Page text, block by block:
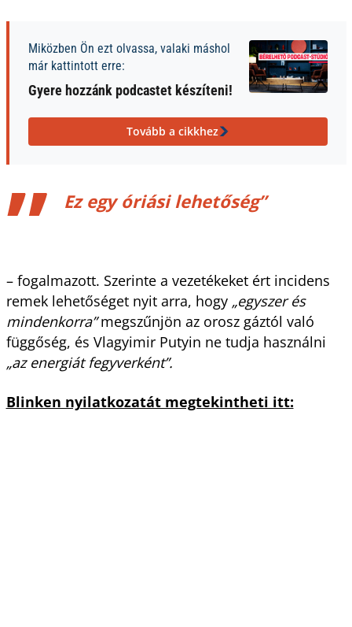
Miközben Ön ezt olvassa, valaki máshol
már kattintott erre:
Gyere hozzánk podcastet készíteni!
Tovább a cikkhez
Ez egy óriási lehetőség”
– fogalmazott. Szerinte a vezetékeket ért incidens
remek lehetőséget nyit arra, hogy„egyszer és
mindenkorra”megszűnjön az orosz gáztól való
függőség, és Vlagyimir Putyin ne tudja használni
„az energiát fegyverként”.
Blinken nyilatkozatát megtekintheti itt: